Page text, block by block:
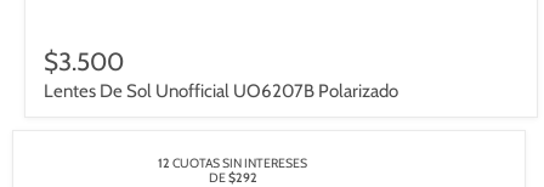
$3.500
Lentes De Sol Unofficial UO6207B Polarizado
12 CUOTAS SIN INTERESES
DE$292